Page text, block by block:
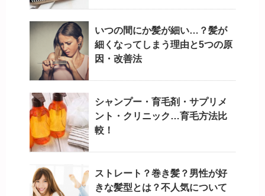
いつの間にか髪が細い…？髪が
細くなってしまう理由と5つの原
因・改善法
シャンプー・育毛剤・サプリメ
ント・クリニック…育毛方法比
較！
ストレート？巻き髪？男性が好
きな髪型とは？不人気について